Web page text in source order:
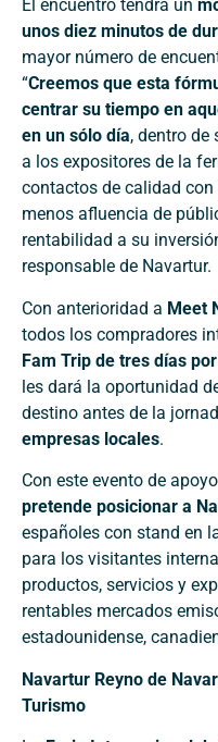
El encuentro tendrá un
unos diez minutos de
mayor número de
“Creemos que esta
centrar su tiempo en
en un sólo día, dentro de
a los expositores de la
contactos de calidad
menos afluencia de
rentabilidad a su
responsable de Navartur.
Con anterioridad a Meet
todos los compradores
Fam Trip de tres días
les dará la oportunidad
destino antes de la
empresas locales.
Con este evento de
pretende posicionar a
españoles con stand en
para los visitantes
productos, servicios y
rentables mercados
estadounidense,
Navartur Reyno de
Turismo